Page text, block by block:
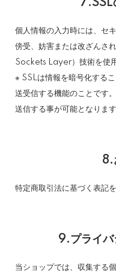
7.SSL
個人情報の入力時には、セ
傍受、妨害または改ざんさ
Sockets Layer）技術を使用
※ SSLは情報を暗号化する
送受信する機能のことです
送信する事が可能となります
8.
特定商取引法に基づく表記
9.プライバ
当ショップでは、収集する